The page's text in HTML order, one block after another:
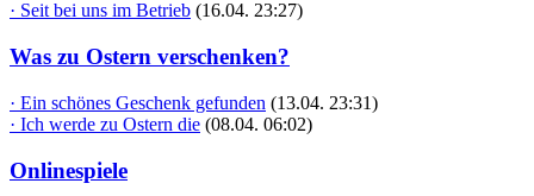
· Seit bei uns im Betrieb (16.04. 23:27)
Was zu Ostern verschenken?
· Ein schönes Geschenk gefunden (13.04. 23:31)
· Ich werde zu Ostern die (08.04. 06:02)
Onlinespiele